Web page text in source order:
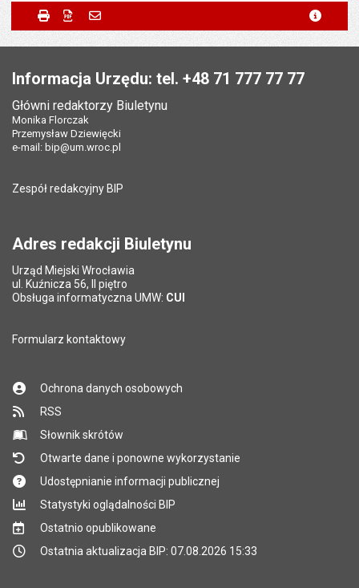
Metryczka
Odpowiedzialny za treść:
Liczba wyświetleń:
Powiadom znajomego
Powiadom znajomego
Twoje imię i nazwisko
Twój adres e-mail Pole wymagane
Tytuł e-mailaPole wymagane
*
Adres e-mail znajomego
Pytanie antyspamowe
*
Pole wymagane
Drukuj Zapisz do PDF
Informacja Urzędu: tel. +48 71 777 77 77
Główni redaktorzy Biuletynu
Monika Florczak
Przemysław Dziewięcki
e-mail: bip@um.wroc.pl
Zespół redakcyjny BIP
Adres redakcji Biuletynu
Urząd Miejski Wrocławia
ul. Kuźnicza 56, II piętro
Obsługa informatyczna UMW: CUI
Formularz kontaktowy
Ochrona danych osobowych
RSS
Słownik skrótów
Otwarte dane i ponowne wykorzystanie
Udostępnianie informacji publicznej
Statystyki oglądalności BIP
Ostatnio opublikowane
Ostatnia aktualizacja BIP: 07.08.2026 15:33